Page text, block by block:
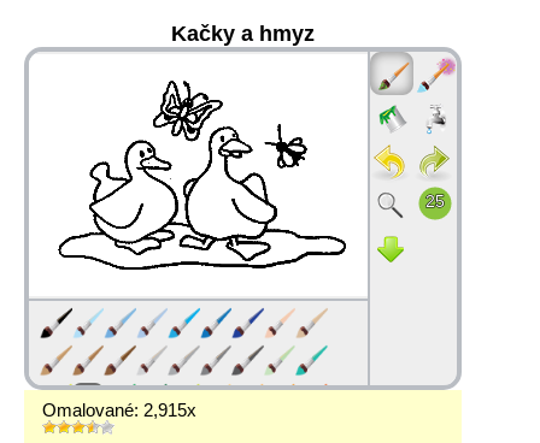
Kačky a hmyz
Omalované: 2,915x